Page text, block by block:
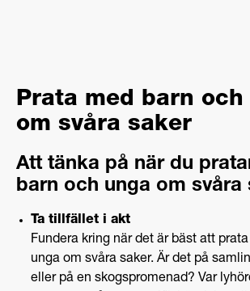
Prata med barn och
om svåra saker
Att tänka på när du
barn och unga om svåra
Ta tillfället i akt
Fundera kring när det är bäst att
unga om svåra saker. Är det på
eller på en skogspromenad? Var